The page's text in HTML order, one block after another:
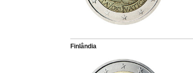
Finlândia